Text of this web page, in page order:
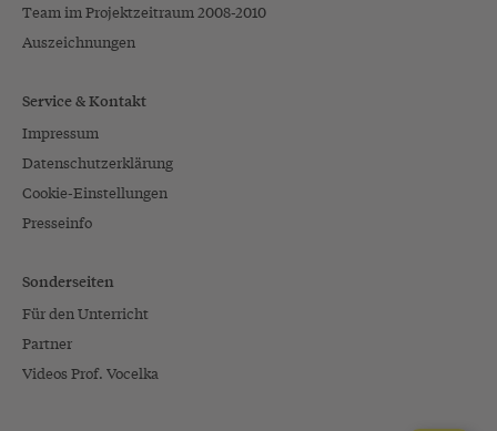
Team im Projektzeitraum 2008-2010
Auszeichnungen
Service & Kontakt
Impressum
Datenschutzerklärung
Cookie-Einstellungen
Presseinfo
Sonderseiten
Für den Unterricht
Partner
Videos Prof. Vocelka